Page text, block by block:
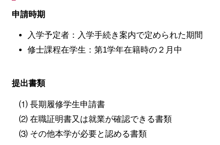
申請時期
入学予定者：入学手続き案内で定められた期間
修士課程在学生：第1学年在籍時の２月中
提出書類
⑴ 長期履修学生申請書
⑵ 在職証明書又は就業が確認できる書類
⑶ その他本学が必要と認める書類